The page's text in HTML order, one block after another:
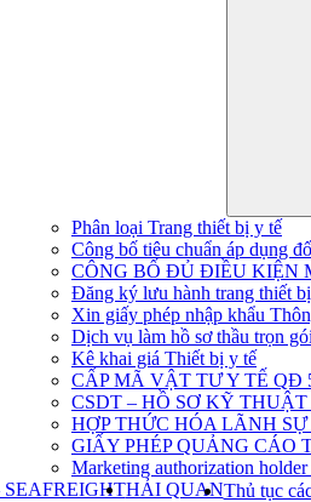
Phân loại Trang thiết bị y tế
Công bố tiêu chuẩn áp dụng
CÔNG BỐ ĐỦ ĐIỀU KIỆN
Đăng ký lưu hành trang thiết
Xin giấy phép nhập khẩu
Dịch vụ làm hồ sơ thầu trọn gói
Kê khai giá Thiết bị y tế
CẤP MÃ VẬT TƯ Y TẾ QĐ
CSDT – HỒ SƠ KỸ
HỢP THỨC HÓA LÃNH
GIẤY PHÉP QUẢNG CÁO
Marketing authorization
HẢI QUANThủ tục